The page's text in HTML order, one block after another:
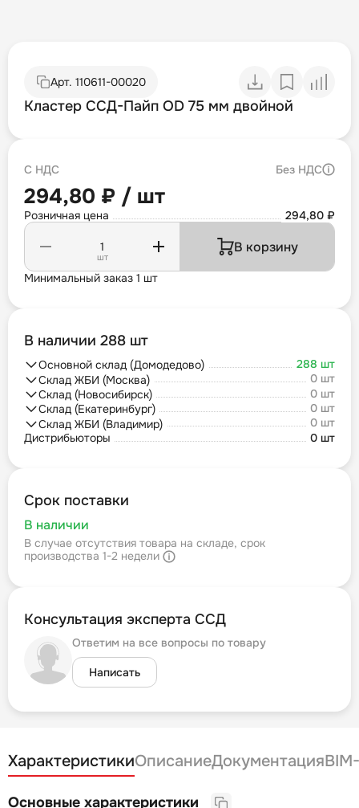
Арт. 110611-00020
Кластер ССД-Пайп OD 75 мм двойной
С НДС Без НДС
294,80 ₽ / шт
Розничная цена 294,80 ₽
шт
В корзину
Минимальный заказ 1 шт
В наличии 288 шт
Основной склад (Домодедово)
288 шт
Склад ЖБИ (Москва)
0 шт
Склад (Новосибирск)
0 шт
Склад (Екатеринбург)
0 шт
Склад ЖБИ (Владимир)
0 шт
Дистрибьюторы
0 шт
Срок поставки
В наличии
В случае отсутствия товара на складе, срок
производства 1-2 недели
Консультация эксперта ССД
Ответим на все вопросы по товару
Написать
ХарактеристикиОписаниеДокументация
Основные характеристики